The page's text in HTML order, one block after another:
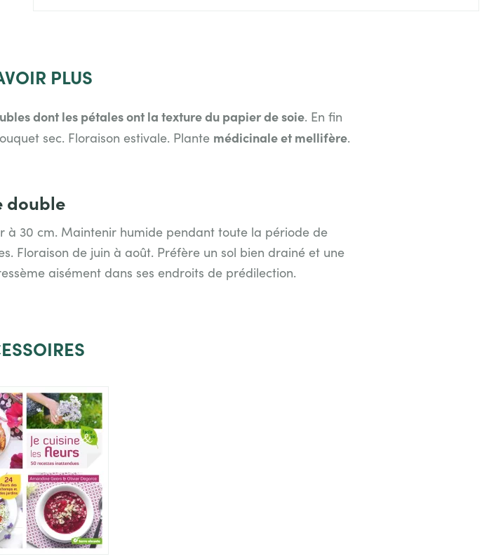
PLUS
dont les pétales ont la texture du papier de soie. En fin
sec. Floraison estivale. Plante médicinale et mellifère.
double
à 30 cm. Maintenir humide pendant toute la période de
Floraison de juin à août. Préfère un sol bien drainé et une
aisément dans ses endroits de prédilection.